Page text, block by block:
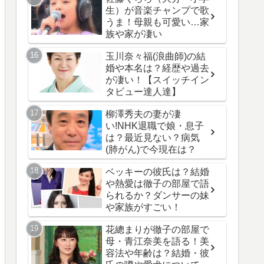
生）が音楽チャンプで歌
うま！母親も可愛い…家
族や家が凄い
玉川奈々福(浪曲師)の結
婚や本名は？経歴や過去
が凄い！【スイッチイン
タビュー達人達】
柳澤秀夫の妻が凄
い!NHK退職で娘・息子
は？最近見ない？病気
(肺がん)で今現在は？
ベッキーの彼氏は？結婚
や熱愛は徹子の部屋で語
られるか？ダンサーの妹
や家族がすごい！
花總まりが徹子の部屋で
母・青江奈美を語る！美
容法や年齢は？結婚・彼